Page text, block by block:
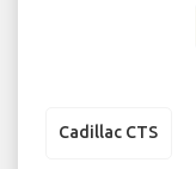
Cadillac CTS